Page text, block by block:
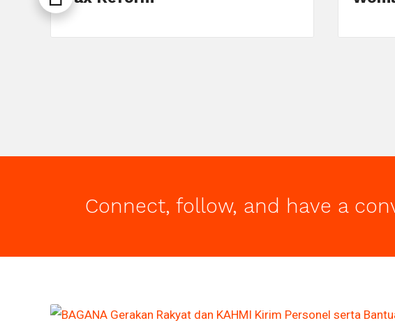
Connect, follow, and have a